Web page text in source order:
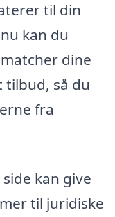
til din
kan du
dine
tilbud, så du
fra
kan give
til juridiske